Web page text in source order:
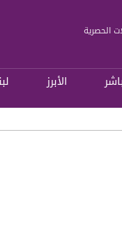
الحصرية
الأبرز